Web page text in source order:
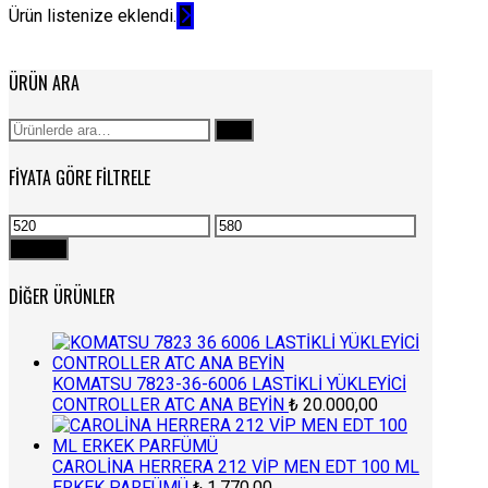
Ürün listenize eklendi.
ÜRÜN ARA
Ara:
FIYATA GÖRE FILTRELE
En
düşük
fiyat
En
yüksek
DIĞER ÜRÜNLER
KOMATSU 7823-36-6006 LASTİKLİ YÜKLEYİCİ
CONTROLLER ATC ANA BEYİN ₺ 20.000,00
CAROLİNA HERRERA 212 VİP MEN EDT 100 ML